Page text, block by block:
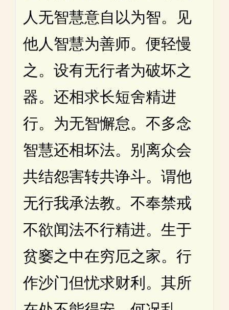
人无智慧意自以为智。见
他人智慧为善师。便轻慢
之。设有无行者为破坏之
器。还相求长短舍精进
行。为无智懈怠。不多念
智慧还相坏法。别离众会
共结怨害转共诤斗。谓他
无行我承法教。不奉禁戒
不欲闻法不行精进。生于
贫窭之中在穷厄之家。行
作沙门但忧求财利。其所